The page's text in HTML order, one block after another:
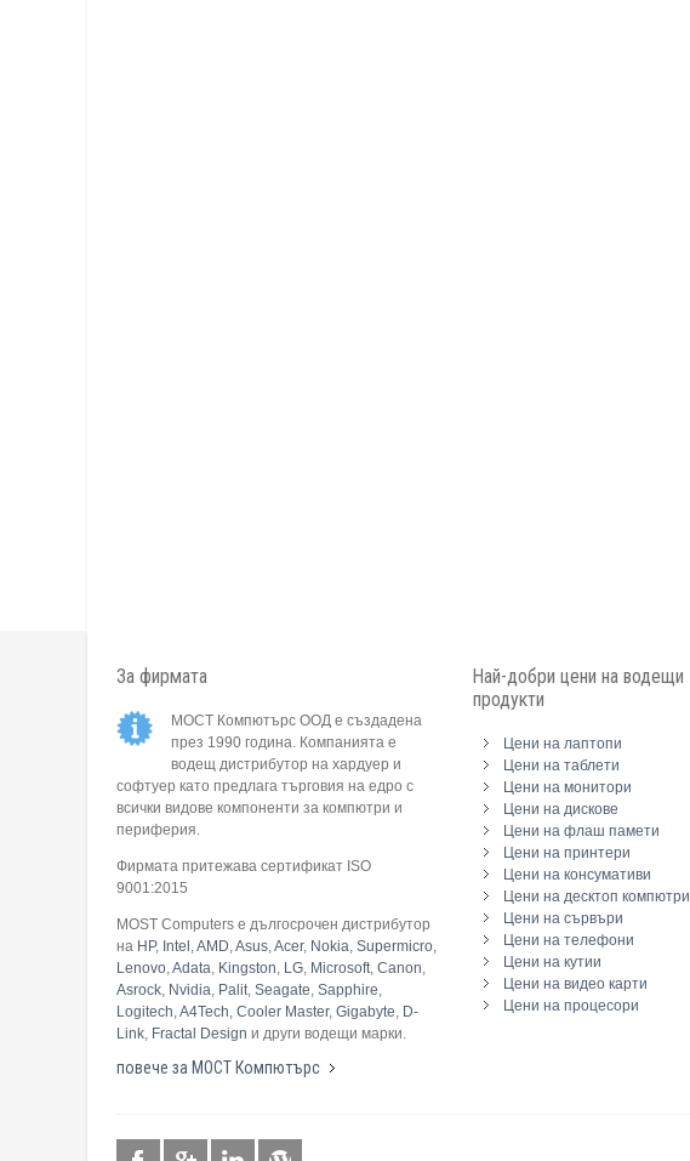
За фирмата
МОСТ Компютърс ООД е създадена
през 1990 година. Компанията е
водещ дистрибутор на хардуер и
софтуер като предлага търговия на едро с
всички видове компоненти за компютри и
периферия.
Фирмата притежава сертификат ISO
9001:2015
MOST Computers е дългосрочен дистрибутор
на HP, Intel ,AMD,Asus,Acer, Nokia, Supermicro,
Lenovo,Adata, Kingston, LG, Microsoft, Canon,
Asrock, Nvidia, Palit, Seagate, Sapphire,
Logitech,A4Tech, Cooler Master, Gigabyte, D-
Link, Fractal Design и други водещи марки.
повече за МОСТ Компютърс
Най-добри цени на водещи
продукти
Цени на лаптопи
Цени на таблети
Цени на монитори
Цени на дискове
Цени на флаш памети
Цени на принтери
Цени на консумативи
Цени на десктоп компютри
Цени на сървъри
Цени на телефони
Цени на кутии
Цени на видео карти
Цени на процесори